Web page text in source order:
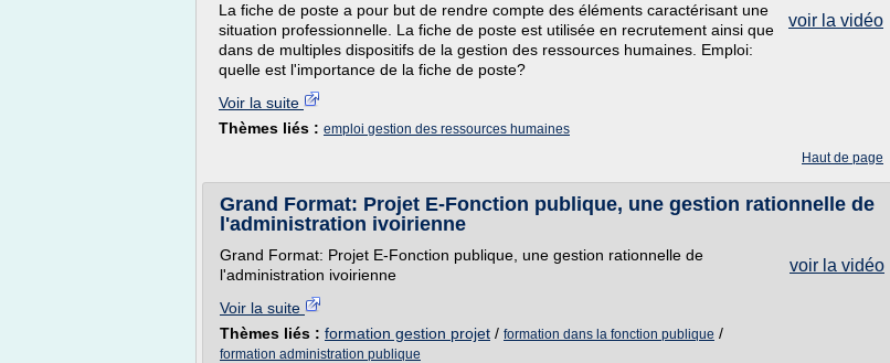
voir la vidéo
La fiche de poste a pour but de rendre compte des éléments caractérisant une
situation professionnelle. La fiche de poste est utilisée en recrutement ainsi que
dans de multiples dispositifs de la gestion des ressources humaines. Emploi:
quelle est l'importance de la fiche de poste?
Voir la suite
Thèmes liés : emploi gestion des ressources humaines
Haut de page
Grand Format: Projet E-Fonction publique, une gestion rationnelle de
l'administration ivoirienne
voir la vidéo
Grand Format: Projet E-Fonction publique, une gestion rationnelle de
l'administration ivoirienne
Voir la suite
Thèmes liés : formation gestion projet / formation dans la fonction publique /
formation administration publique